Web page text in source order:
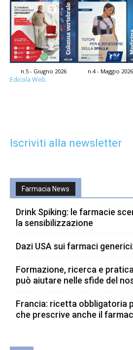
n.5 - Giugno 2026 n.4 - Maggio 2026
Edicola Web
Iscriviti alla newsletter
Farmacia News
Drink Spiking: le farmacie
la sensibilizzazione
Dazi USA sui farmaci
Formazione, ricerca e
può aiutare nelle sfide del
Francia: ricetta obbligatoria
che prescrive anche il